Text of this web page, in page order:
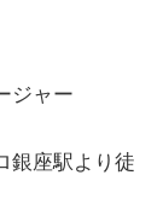
ジャー
銀座駅より徒